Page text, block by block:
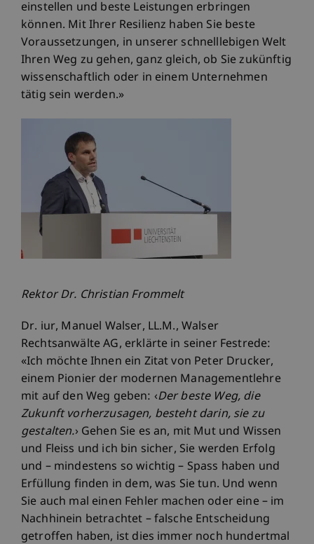
einstellen und beste Leistungen erbringen
können. Mit Ihrer Resilienz haben Sie beste
Voraussetzungen, in unserer schnelllebigen Welt
Ihren Weg zu gehen, ganz gleich, ob Sie zukünftig
wissenschaftlich oder in einem Unternehmen
tätig sein werden.»
Rektor Dr. Christian Frommelt
Dr. iur, Manuel Walser, LL.M., Walser
Rechtsanwälte AG, erklärte in seiner Festrede:
«Ich möchte Ihnen ein Zitat von Peter Drucker,
einem Pionier der modernen Managementlehre
mit auf den Weg geben: ‹Der beste Weg, die
Zukunft vorherzusagen, besteht darin, sie zu
gestalten.› Gehen Sie es an, mit Mut und Wissen
und Fleiss und ich bin sicher, Sie werden Erfolg
und – mindestens so wichtig – Spass haben und
Erfüllung finden in dem, was Sie tun. Und wenn
Sie auch mal einen Fehler machen oder eine – im
Nachhinein betrachtet – falsche Entscheidung
getroffen haben, ist dies immer noch hundertmal